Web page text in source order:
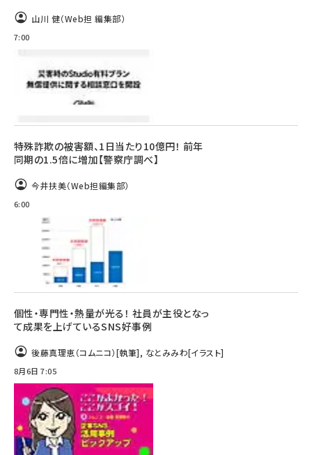
山川 健（Web担 編集部）
7:00
特殊詐欺の被害額、1日当たり10億円！ 前年
同期の1.5倍に増加【警察庁調べ】
今井扶美（Web担編集部）
6:00
個性・専門性・熱量が光る！ 社員が主役となっ
て成果を上げているSNS好事例
後藤真理恵（コムニコ）[執筆], なとみみわ[イラスト]
8月6日 7:05